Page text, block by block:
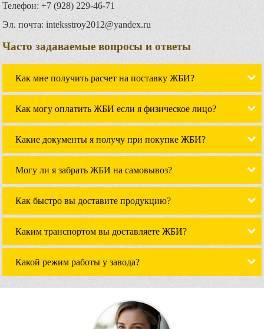
Телефон: +7 (928) 229-46-71
Эл. почта: inteksstroy2012@yandex.ru
Часто задаваемые вопросы и ответы
Как мне получить расчет на поставку ЖБИ?
Как могу оплатить ЖБИ если я физическое лицо?
Какие документы я получу при покупке ЖБИ?
Могу ли я забрать ЖБИ на самовывоз?
Как быстро вы доставите продукцию?
Каким транспортом вы доставляете ЖБИ?
Какой режим работы у завода?